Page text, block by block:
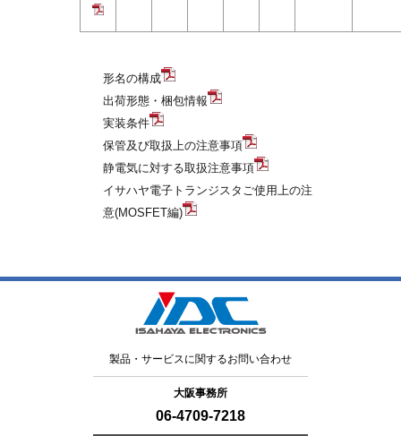
形名の構成
出荷形態・梱包情報
実装条件
保管及び取扱上の注意事項
静電気に対する取扱注意事項
イサハヤ電子トランジスタご使用上の注
意(MOSFET編)
製品・サービスに関するお問い合わせ
大阪事務所
06-4709-7218